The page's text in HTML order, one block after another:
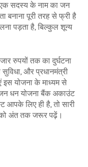
एक सदस्य के नाम का जन
बनाना पूरी तरह से फ्री है
पड़ता है, बिल्कुल शून्य
रुपयों तक का दुर्घटना
और प्रधानमंत्री
इस योजना के माध्यम से
धन योजना बैंक अकाउंट
आपके लिए ही है, तो सारी
को अंत तक जरूर पढ़ें।